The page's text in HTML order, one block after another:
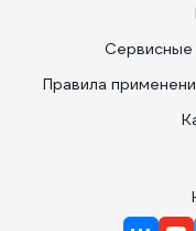
Сервисные
Правила